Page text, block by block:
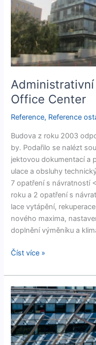
Office Center
Reference, Reference
Budo­va z roku 2003
by. Podaři­lo se nalézt
jek­tovou doku­men­tací a
u­lace a obsluhy
7 opatření s návrat­nos­tí
roku a 2 opatření s
lace vytápění,
nového max­i­ma,
doplnění výměníku a
Číst více »
Administrativně
obchodní
centrum
Myslbek